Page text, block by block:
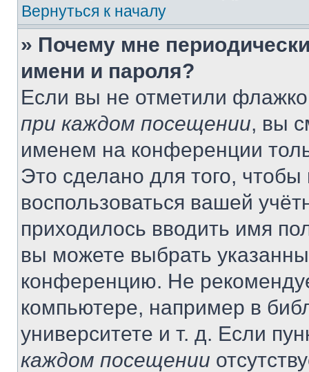
Вернуться к началу
» Почему мне
имени и пароля?
Если вы не отметили
при каждом посещении, вы
именем на конференции
Это сделано для того, чтобы
воспользоваться вашей
приходилось вводить имя
вы можете выбрать
конференцию. Не
компьютере, например в
университете и т. д. Если
каждом посещении